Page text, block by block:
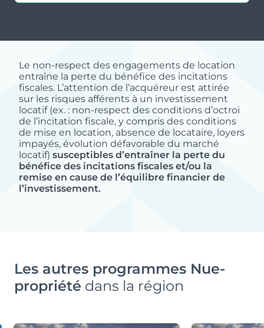
garantissant un excellent compromis entre
Le non-respect des engagements de location
entraîne la perte du bénéfice des incitations
fiscales. L’attention de l’acquéreur est attirée
sur les risques afférents à un investissement
locatif (ex. : non-respect des conditions d’octroi
de l’incitation fiscale, y compris des conditions
de mise en location, absence de locataire, loyers
impayés, évolution défavorable du marché
locatif) susceptibles d’entraîner la perte du
bénéfice des incitations fiscales et/ou la
remise en cause de l’équilibre financier de
l’investissement.
Les autres programmes Nue-
propriété dans la région